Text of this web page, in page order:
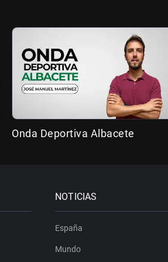
Onda Deportiva Albacete
NOTICIAS
España
Mundo